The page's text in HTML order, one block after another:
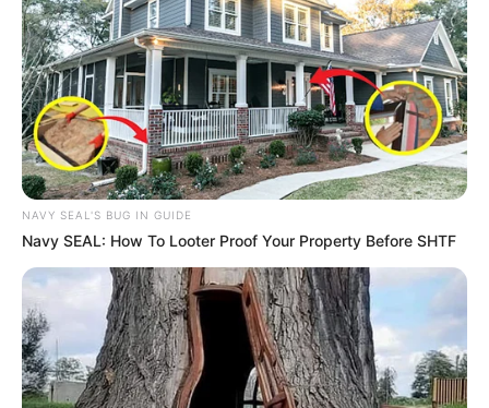
Flor de garrafa pet como fazer
NAVY SEAL'S BUG IN GUIDE
Navy SEAL: How To Looter Proof Your Property Before SHTF